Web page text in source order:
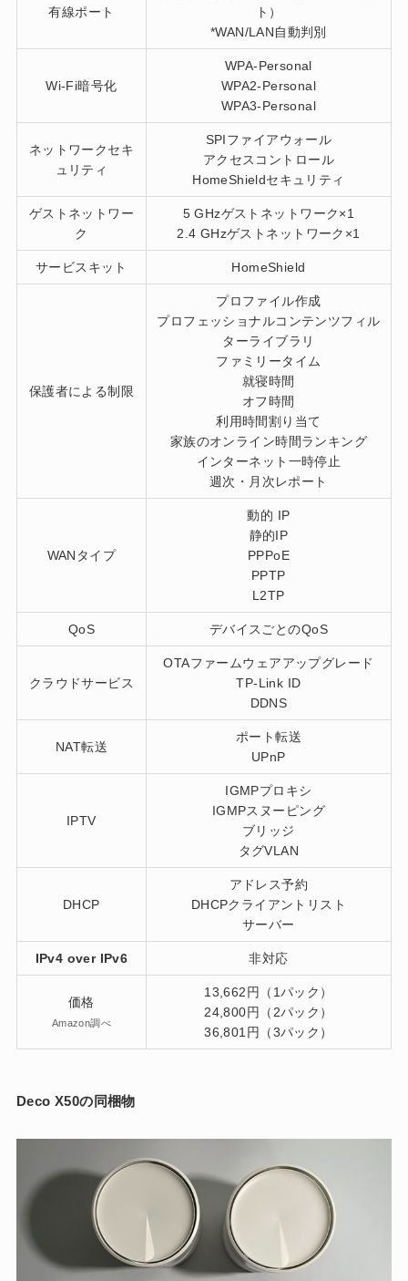
有線ポート
ト）
*WAN/LAN自動判別
Wi-Fi暗号化
WPA-Personal
WPA2-Personal
WPA3-Personal
ネットワークセキ
ュリティ
SPIファイアウォール
アクセスコントロール
HomeShieldセキュリティ
ゲストネットワー
ク
5 GHzゲストネットワーク×1
2.4 GHzゲストネットワーク×1
サービスキット HomeShield
保護者による制限
プロファイル作成
プロフェッショナルコンテンツフィル
ターライブラリ
ファミリータイム
就寝時間
オフ時間
利用時間割り当て
家族のオンライン時間ランキング
インターネット一時停止
週次・月次レポート
WANタイプ
動的 IP
静的IP
PPPoE
PPTP
L2TP
QoS デバイスごとのQoS
クラウドサービス
OTAファームウェアアップグレード
TP-Link ID
DDNS
NAT転送
ポート転送
UPnP
IPTV
IGMPプロキシ
IGMPスヌーピング
ブリッジ
タグVLAN
DHCP
アドレス予約
DHCPクライアントリスト
サーバー
IPv4 over IPv6 非対応
価格
Amazon調べ
13,662円（1パック）
24,800円（2パック）
36,801円（3パック）
Deco X50の同梱物